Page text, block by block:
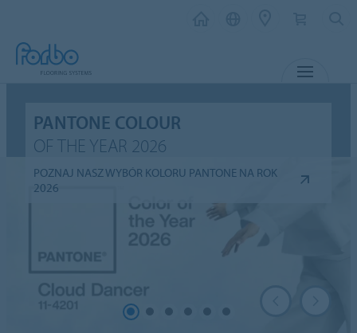
PANTONE COLOUR
OF THE YEAR 2026
POZNAJ NASZ WYBÓR KOLORU PANTONE NA ROK
2026